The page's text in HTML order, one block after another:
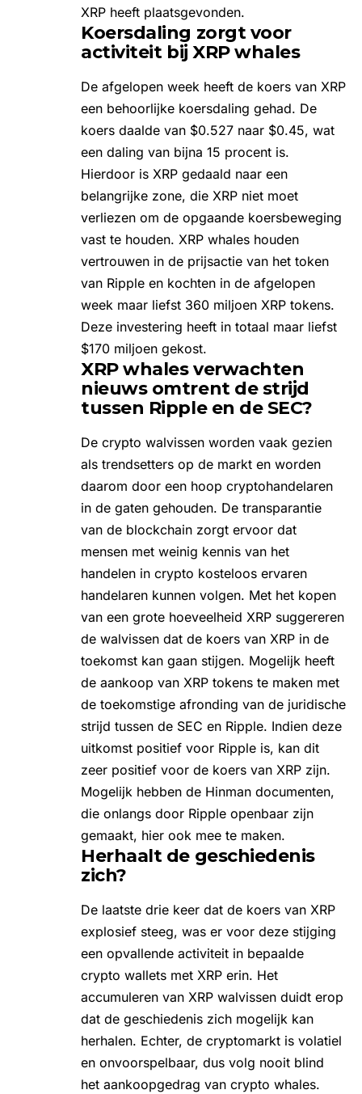
XRP heeft plaatsgevonden.
Koersdaling zorgt voor
activiteit bij XRP whales
De afgelopen week heeft de koers van XRP
een behoorlijke koersdaling gehad. De
koers daalde van $0.527 naar $0.45, wat
een daling van bijna 15 procent is.
Hierdoor is XRP gedaald naar een
belangrijke zone, die XRP niet moet
verliezen om de opgaande koersbeweging
vast te houden. XRP whales houden
vertrouwen in de prijsactie van het token
van Ripple en kochten in de afgelopen
week maar liefst 360 miljoen XRP tokens.
Deze investering heeft in totaal maar liefst
$170 miljoen gekost.
XRP whales verwachten
nieuws omtrent de strijd
tussen Ripple en de SEC?
De crypto walvissen worden vaak gezien
als trendsetters op de markt en worden
daarom door een hoop cryptohandelaren
in de gaten gehouden. De transparantie
van de blockchain zorgt ervoor dat
mensen met weinig kennis van het
handelen in crypto kosteloos ervaren
handelaren kunnen volgen. Met het kopen
van een grote hoeveelheid XRP suggereren
de walvissen dat de koers van XRP in de
toekomst kan gaan stijgen. Mogelijk heeft
de aankoop van XRP tokens te maken met
de toekomstige afronding van de juridische
strijd tussen de SEC en Ripple. Indien deze
uitkomst positief voor Ripple is, kan dit
zeer positief voor de koers van XRP zijn.
Mogelijk hebben de Hinman documenten,
die onlangs door Ripple openbaar zijn
gemaakt, hier ook mee te maken.
Herhaalt de geschiedenis
zich?
De laatste drie keer dat de koers van XRP
explosief steeg, was er voor deze stijging
een opvallende activiteit in bepaalde
crypto wallets met XRP erin. Het
accumuleren van XRP walvissen duidt erop
dat de geschiedenis zich mogelijk kan
herhalen. Echter, de cryptomarkt is volatiel
en onvoorspelbaar, dus volg nooit blind
het aankoopgedrag van crypto whales.